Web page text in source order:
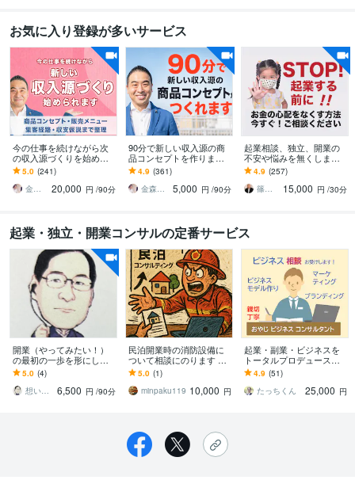
お気に入り登録が多いサービス
今の仕事を続けながら次
の収入源づくりを始めら
れます 独自ポジションづ
くりからメニュー・集客
経路・収支仮説まで整理
5.0 (241)
金森正治
20,000 円 /90分
90分で新しい収入源の商
品コンセプトを作ります
弱み×強みで競合と比較さ
れない独自ポジションを
整理します
4.9 (361)
金森正治
5,000 円 /90分
起業相談、独立、開業の
不安や悩みを無くします 1
8の質問で悩みに回答。希
望者には15分ビデオチャ
ットOK！
4.9 (257)
篠田圭三
15,000 円 /30分
起業・独立・開業コンサルの定番サービス
開業（やってみたい！）
の最初の一歩を形にしま
す 開業したいというあな
たの想いをしっかりと受
け止めます。
5.0 (4)
想いを実現できる形にする開業支援のプロ
6,500 円 /90分
民泊開業時の消防設備に
ついて相談にのります 民
泊相談100件以上経験！元
消防士が相談にのりま
す！
5.0 (1)
minpaku119 10,000 円
起業・副業・ビジネスを
トータルプロデュースし
ます 経験豊富コンサルが
強みを活かしたビジネス
設計から集客まで伴走
4.9 (51)
たっちくん
25,000 円